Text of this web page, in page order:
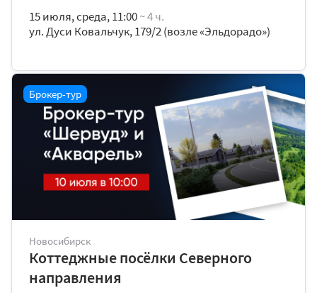
15 июля, среда, 11:00~ 4 ч.
ул. Дуси Ковальчук, 179/2 (возле «Эльдорадо»)
Брокер-тур
Новосибирск
Коттеджные посёлки Северного
направления